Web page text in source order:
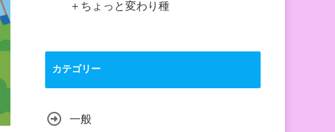
＋ちょっと変わり種
カテゴリー
一般